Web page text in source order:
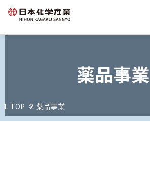
薬品事業
TOP 薬品事業